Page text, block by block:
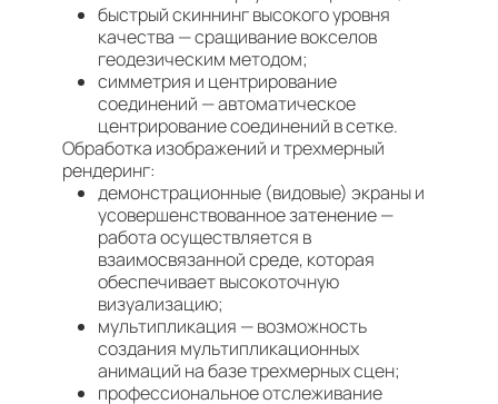
быстрый скиннинг высокого уровня
качества — сращивание вокселов
геодезическим методом;
симметрия и центрирование
соединений — автоматическое
центрирование соединений в сетке.
Обработка изображений и трехмерный
рендеринг:
демонстрационные (видовые) экраны и
усовершенствованное затенение —
работа осуществляется в
взаимосвязанной среде, которая
обеспечивает высокоточную
визуализацию;
мультипликация — возможность
создания мультипликационных
анимаций на базе трехмерных сцен;
профессиональное отслеживание